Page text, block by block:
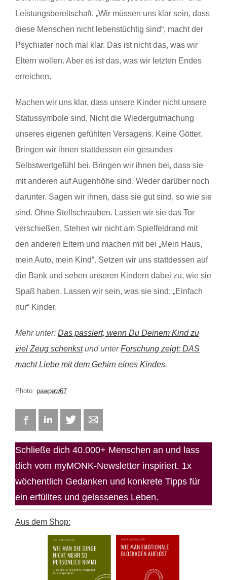
Leistungsbereitschaft. „Wir müssen uns klar sein, dass
diese Menschen nicht lebenstüchtig sind“, macht der
Psychiater noch mal klar. Das ist nicht das, was wir
Eltern wollen. Aber es ist das, was wir letzten Endes
erreichen.
Machen wir uns klar, dass unsere Kinder nicht unsere
Statussymbole sind. Nicht die Wiedergutmachung
unseres eigenen gefühlten Versagens. Keine Götter.
Bringen wir ihnen stattdessen ein gesundes
Selbstwertgefühl bei. Bringen wir ihnen bei, dass sie
mit anderen auf Augenhöhe sind. Weder darüber noch
darunter. Sagen wir ihnen, dass sie gut sind, so wie sie
sind. Ohne Stellschrauben. Lassen wir sie das Tor
verschießen. Stehen wir nicht am Spielfeldrand mit
den anderen Eltern und machen mit bei „Mein Haus,
mein Auto, mein Kind“. Setzen wir uns stattdessen auf
die Bank und sehen unseren Kindern dabei zu, wie sie
Spaß haben. Lassen wir sein, was sie sind: „Einfach
nur“ Kinder.
Mehr unter: Das passiert, wenn Du Deinem Kind zu
viel Zeug schenkstund unterForschung zeigt: DAS
macht Liebe mit dem Gehirn eines Kindes.
Photo: pawpaw67
FacebookLinkedIn Twitter
Schließe dich 40.000+ Menschen an und lass
dich vom myMONK-Newsletter inspiriert. 1x
wöchentlich Gedanken und konkrete Tipps für
ein erfülltes und gelassenes Leben.
Aus dem Shop: